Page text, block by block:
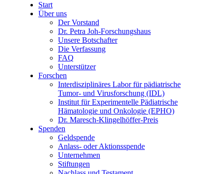
Start
Über uns
Der Vorstand
Dr. Petra Joh-Forschungshaus
Unsere Botschafter
Die Verfassung
FAQ
Unterstützer
Forschen
Interdisziplinäres Labor für pädiatrische
Tumor- und Virusforschung (IDL)
Institut für Experimentelle Pädiatrische
Hämatologie und Onkologie (EPHO)
Dr. Maresch-Klingelhöffer-Preis
Spenden
Geldspende
Anlass- oder Aktionsspende
Unternehmen
Stiftungen